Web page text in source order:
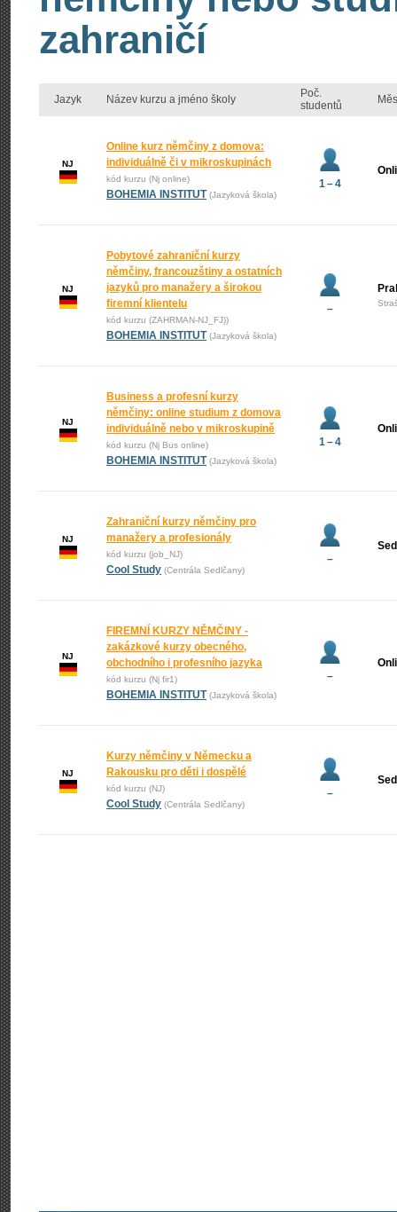
zahraničí
Jazyk Název kurzu a jméno školy
Poč.
studentů
NJ
Online kurz němčiny z domova:
individuálně či v mikroskupinách
kód kurzu (Nj online)
BOHEMIA INSTITUT (Jazyková škola)
1 – 4
NJ
Pobytové zahraniční kurzy
němčiny, francouzštiny a ostatních
jazyků pro manažery a širokou
firemní klientelu
kód kurzu (ZAHRMAN-NJ_FJ))
BOHEMIA INSTITUT (Jazyková škola)
–
NJ
Business a profesní kurzy
němčiny: online studium z domova
individuálně nebo v mikroskupině
kód kurzu (Nj Bus online)
BOHEMIA INSTITUT (Jazyková škola)
1 – 4
NJ
Zahraniční kurzy němčiny pro
manažery a profesionály
kód kurzu (job_NJ)
Cool Study (Centrála Sedlčany)
–
NJ
FIREMNÍ KURZY NĚMČINY -
zakázkové kurzy obecného,
obchodního i profesního jazyka
kód kurzu (Nj fir1)
BOHEMIA INSTITUT (Jazyková škola)
–
NJ
Kurzy němčiny v Německu a
Rakousku pro děti i dospělé
kód kurzu (NJ)
Cool Study (Centrála Sedlčany)
–